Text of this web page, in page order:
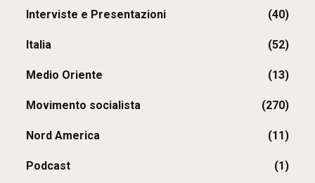
Interviste e Presentazioni (40)
Italia (52)
Medio Oriente (13)
Movimento socialista (270)
Nord America (11)
Podcast (1)